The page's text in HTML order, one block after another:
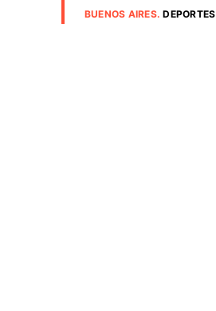
BUENOS AIRES.DEPORTES